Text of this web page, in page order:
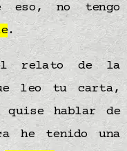
eso, no tengo
.
el relato de la
leo tu carta,
quise hablar de
he tenido una